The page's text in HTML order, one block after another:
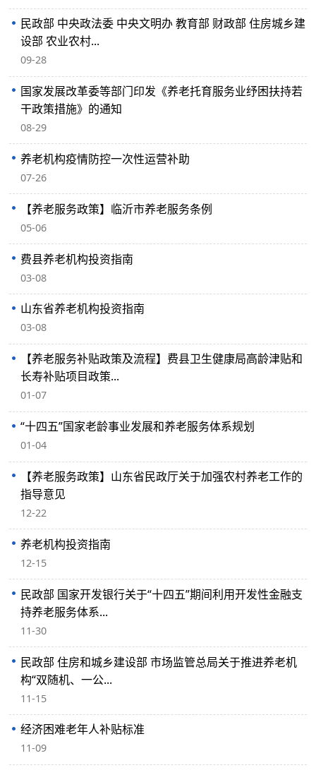
民政部 中央政法委 中央文明办 教育部 财政部 住房城乡建
设部 农业农村...
09-28
国家发展改革委等部门印发《养老托育服务业纾困扶持若
干政策措施》的通知
08-29
养老机构疫情防控一次性运营补助
07-26
【养老服务政策】临沂市养老服务条例
05-06
费县养老机构投资指南
03-08
山东省养老机构投资指南
03-08
【养老服务补贴政策及流程】费县卫生健康局高龄津贴和
长寿补贴项目政策...
01-07
“十四五”国家老龄事业发展和养老服务体系规划
01-04
【养老服务政策】山东省民政厅关于加强农村养老工作的
指导意见
12-22
养老机构投资指南
12-15
民政部 国家开发银行关于“十四五”期间利用开发性金融支
持养老服务体系...
11-30
民政部 住房和城乡建设部 市场监管总局关于推进养老机
构“双随机、一公...
11-15
经济困难老年人补贴标准
11-09